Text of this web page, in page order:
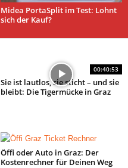
Midea PortaSplit im Test: Lohnt
sich der Kauf?
00:40:53
Sie ist lautlos, sie sticht – und sie
bleibt: Die Tigermücke in Graz
Öffi oder Auto in Graz: Der
Kostenrechner für Deinen Weg